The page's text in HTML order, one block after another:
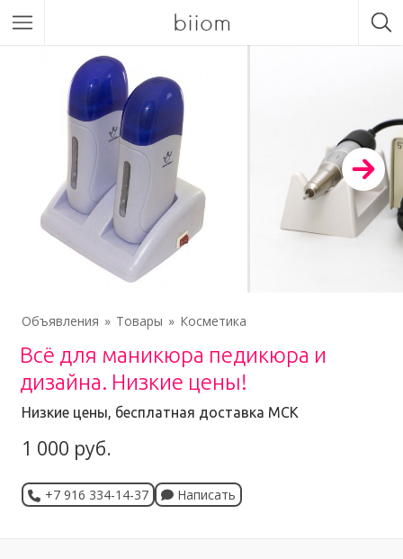
biiom
Объявления Товары Косметика
Всё для маникюра педикюра и
дизайна. Низкие цены!
Низкие цены, бесплатная доставка МСК
1 000 руб.
+7 916 334-14-37 Написать